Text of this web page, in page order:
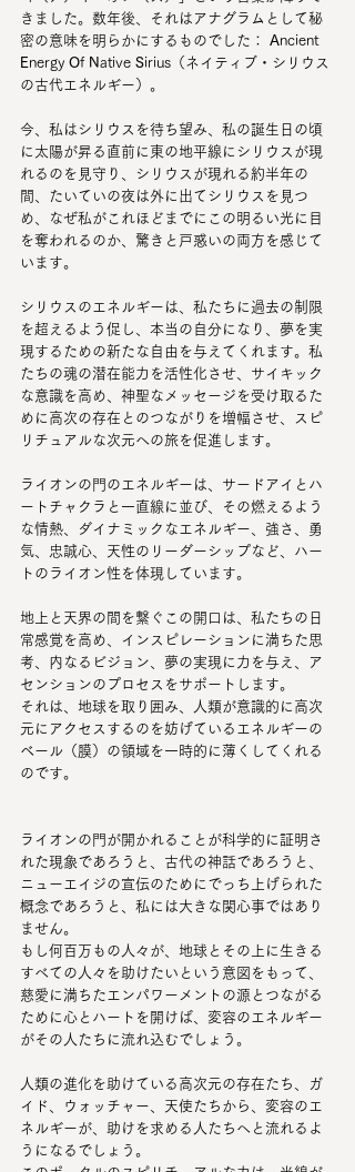
きました。数年後、それはアナグラムとして秘
密の意味を明らかにするものでした： Ancient
Energy Of Native Sirius（ネイティブ・シリウス
の古代エネルギー）。
今、私はシリウスを待ち望み、私の誕生日の頃
に太陽が昇る直前に東の地平線にシリウスが現
れるのを見守り、シリウスが現れる約半年の
間、たいていの夜は外に出てシリウスを見つ
め、なぜ私がこれほどまでにこの明るい光に目
を奪われるのか、驚きと戸惑いの両方を感じて
います。
シリウスのエネルギーは、私たちに過去の制限
を超えるよう促し、本当の自分になり、夢を実
現するための新たな自由を与えてくれます。私
たちの魂の潜在能力を活性化させ、サイキック
な意識を高め、神聖なメッセージを受け取るた
めに高次の存在とのつながりを増幅させ、スピ
リチュアルな次元への旅を促進します。
ライオンの門のエネルギーは、サードアイとハ
ートチャクラと一直線に並び、その燃えるよう
な情熱、ダイナミックなエネルギー、強さ、勇
気、忠誠心、天性のリーダーシップなど、ハー
トのライオン性を体現しています。
地上と天界の間を繋ぐこの開口は、私たちの日
常感覚を高め、インスピレーションに満ちた思
考、内なるビジョン、夢の実現に力を与え、ア
センションのプロセスをサポートします。
それは、地球を取り囲み、人類が意識的に高次
元にアクセスするのを妨げているエネルギーの
ベール（膜）の領域を一時的に薄くしてくれる
のです。
ライオンの門が開かれることが科学的に証明さ
れた現象であろうと、古代の神話であろうと、
ニューエイジの宣伝のためにでっち上げられた
概念であろうと、私には大きな関心事ではあり
ません。
もし何百万もの人々が、地球とその上に生きる
すべての人々を助けたいという意図をもって、
慈愛に満ちたエンパワーメントの源とつながる
ために心とハートを開けば、変容のエネルギー
がその人たちに流れ込むでしょう。
人類の進化を助けている高次元の存在たち、ガ
イド、ウォッチャー、天使たちから、変容のエ
ネルギーが、助けを求める人たちへと流れるよ
うになるでしょう。